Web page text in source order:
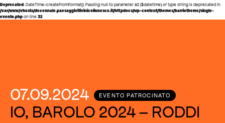
Deprecated: DateTime::createFromFormat(): Passing null to parameter #2 ($datetime) of type string is deprecated in
/var/www/vhosts/decennale.paesaggivitivinicoliunesco.it/httpdocs/wp-content/themes/barriotheme/single-
evento.php on line 32
07.09.2024 EVENTO PATROCINATO
IO, BAROLO 2024 – RODDI